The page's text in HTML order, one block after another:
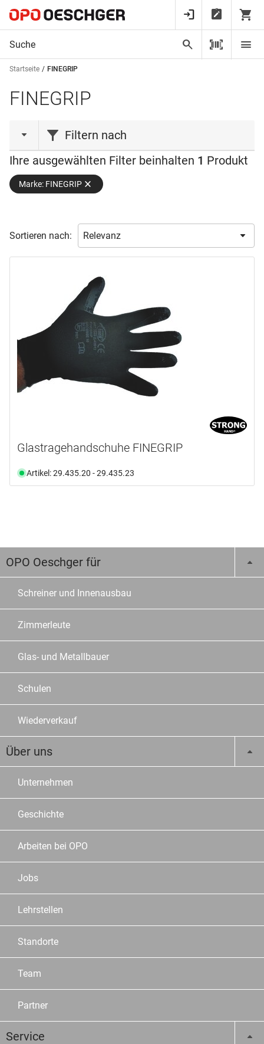
Startseite FINEGRIP
FINEGRIP
Filtern nach
Material
Latex (1)
Handschuhgrösse
M / 8 (1)
(1)
Schwarz (1)
Packung
Ab Lager verfügbar
Ihre ausgewählten Filter beinhalten 1 Produkt
Marke: FINEGRIP
Sortieren nach:
Glastragehandschuhe FINEGRIP
Artikel: 29.435.20 - 29.435.23
OPO Oeschger für
Schreiner und Innenausbau
Zimmerleute
Glas- und Metallbauer
Schulen
Wiederverkauf
Über uns
Unternehmen
Geschichte
Arbeiten bei OPO
Jobs
Lehrstellen
Standorte
Team
Partner
Service